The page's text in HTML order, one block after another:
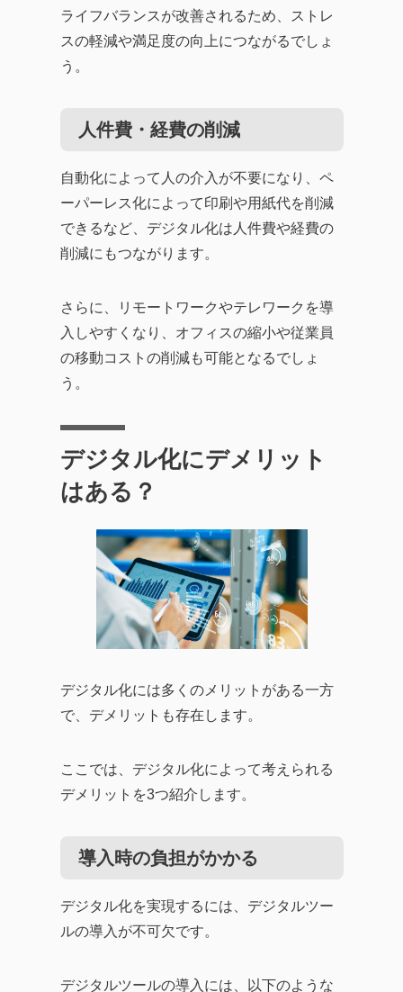
ライフバランスが改善されるため、ストレ
スの軽減や満足度の向上につながるでしょ
う。
人件費・経費の削減
自動化によって人の介入が不要になり、ペ
ーパーレス化によって印刷や用紙代を削減
できるなど、デジタル化は人件費や経費の
削減にもつながります。
さらに、リモートワークやテレワークを導
入しやすくなり、オフィスの縮小や従業員
の移動コストの削減も可能となるでしょ
う。
デジタル化にデメリット
はある？
デジタル化には多くのメリットがある一方
で、デメリットも存在します。
ここでは、デジタル化によって考えられる
デメリットを3つ紹介します。
導入時の負担がかかる
デジタル化を実現するには、デジタルツー
ルの導入が不可欠です。
デジタルツールの導入には、以下のような